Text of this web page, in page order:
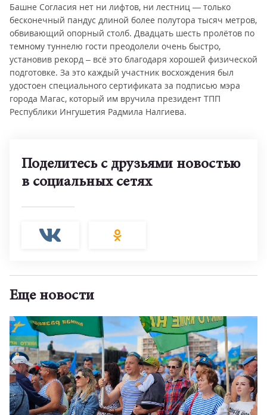
Башне Согласия нет ни лифтов, ни лестниц — только
бесконечный пандус длиной более полутора тысяч метров,
обвивающий опорный столб. Двадцать шесть пролётов по
темному туннелю гости преодолели очень быстро,
установив рекорд – всё это благодаря хорошей физической
подготовке. За это каждый участник восхождения был
удостоен специального сертификата за подписью мэра
города Магас, который им вручила президент ТПП
Республики Ингушетия Радмила Налгиева.
Поделитесь с друзьями новостью
в социальных сетях
Еще новости